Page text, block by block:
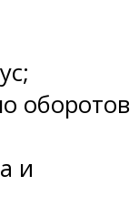
оборотов
и